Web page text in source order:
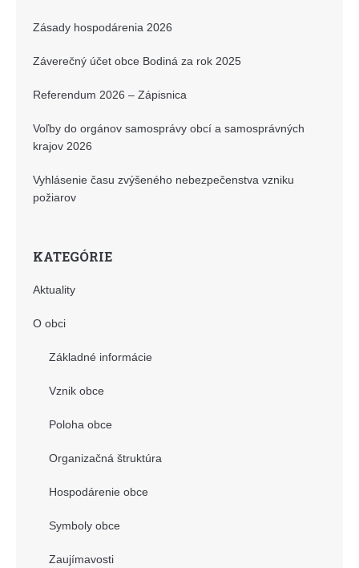
Zásady hospodárenia 2026
Záverečný účet obce Bodiná za rok 2025
Referendum 2026 – Zápisnica
Voľby do orgánov samosprávy obcí a samosprávných
krajov 2026
Vyhlásenie času zvýšeného nebezpečenstva vzniku
požiarov
KATEGÓRIE
Aktuality
O obci
Základné informácie
Vznik obce
Poloha obce
Organizačná štruktúra
Hospodárenie obce
Symboly obce
Zaujímavosti